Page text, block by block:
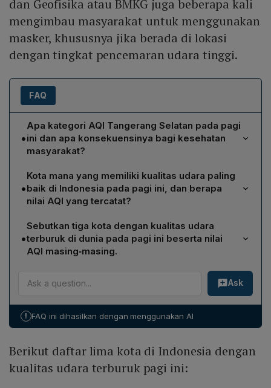
dan Geofisika atau BMKG juga beberapa kali
mengimbau masyarakat untuk menggunakan
masker, khususnya jika berada di lokasi
dengan tingkat pencemaran udara tinggi.
FAQ
•
Apa kategori AQI Tangerang Selatan pada pagi
ini dan apa konsekuensinya bagi kesehatan
masyarakat?
Menurut pemantauan IQAir pukul 07.12 WIB, AQI
Tangerang Selatan mencapai 152, masuk dalam
kategori "tidak sehat". Pada kategori ini, kelompok
sensitif seperti anak‑anak, lansia, wanita hamil, serta
penderita penyakit jantung dan paru‑paru berisiko
mengalami efek kesehatan. Oleh karena itu, IQAir
menyarankan mengurangi aktivitas luar ruangan dan
•
Kota mana yang memiliki kualitas udara paling
baik di Indonesia pada pagi ini, dan berapa
nilai AQI yang tercatat?
Kota Palangkaraya, Kalimantan Tengah, mencatat AQI
terendah sebesar 20, diikuti oleh Kota Medan,
Sumatera Utara, dengan AQI 48. Kedua nilai tersebut
berada dalam rentang 0‑50, yang tergolong kategori
"baik". Pada kondisi ini, udara bersih memungkinkan
masyarakat melakukan aktivitas di luar ruangan dengan
•
Sebutkan tiga kota dengan kualitas udara
terburuk di dunia pada pagi ini beserta nilai
AQI masing‑masing.
Daftar kota dengan AQI tertinggi di dunia pagi ini
meliputi: Chiang Mai, Thailand, dengan AQI 180; Dhaka,
Bangladesh, dengan AQI 163; dan Phnom Penh,
kategori "tidak sehat" atau "tidak sehat bagi kelompok
penduduk yang terpapar.
Ask
! FAQ ini dihasilkan dengan menggunakan AI
Berikut daftar lima kota di Indonesia dengan
kualitas udara terburuk pagi ini: